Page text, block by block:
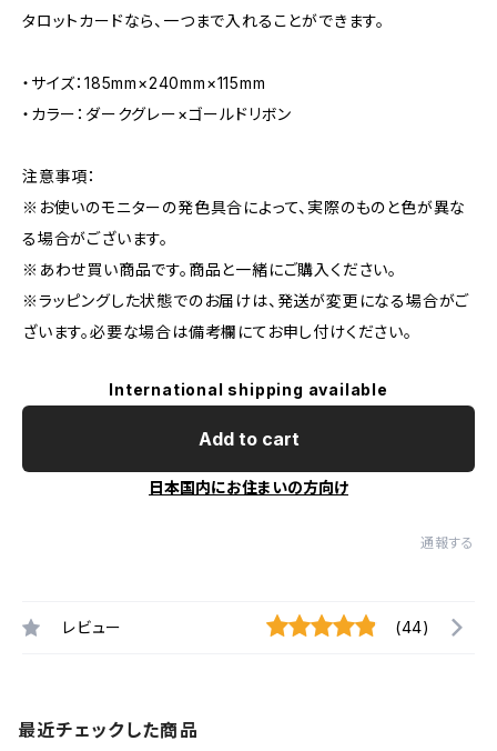
タロットカードなら、一つまで入れることができます。
・サイズ：185mm×240mm×115mm
・カラー：ダークグレー×ゴールドリボン
注意事項：
※お使いのモニターの発色具合によって、実際のものと色が異な
る場合がございます。
※あわせ買い商品です。商品と一緒にご購入ください。
※ラッピングした状態でのお届けは、発送が変更になる場合がご
ざいます。必要な場合は備考欄にてお申し付けください。
International shipping available
Add to cart
日本国内にお住まいの方向け
通報する
レビュー (44)
最近チェックした商品